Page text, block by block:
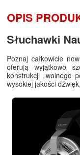
OPIS
Słuchawki
Poznaj całkowicie
oferują wyjątkowo
konstrukcji „wolnego
wysokiej jakości